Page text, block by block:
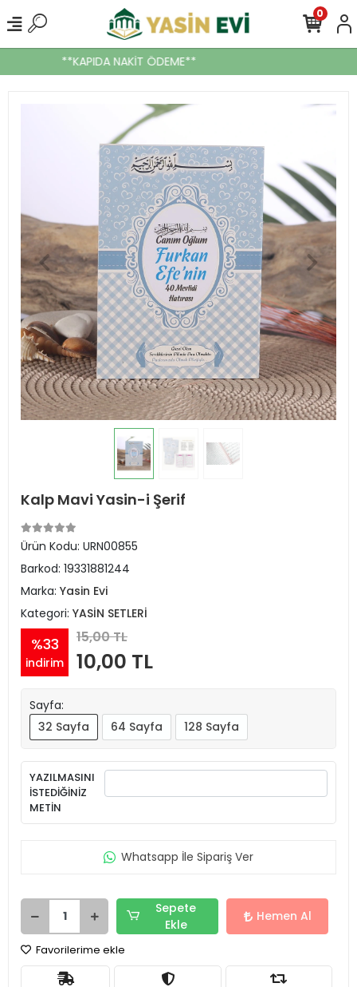
**KAPIDA NAKİT ÖDEME**
0
Kalp Mavi Yasin-i Şerif
Ürün Kodu: URN00855
Barkod: 19331881244
Marka: Yasin Evi
Kategori: YASİN SETLERİ
%33
indirim
15,00 TL
10,00 TL
Sayfa:
32 Sayfa
64 Sayfa 128 Sayfa
YAZILMASINI
İSTEDİĞİNİZ
METİN
Whatsapp İle Sipariş Ver
Sepete
Ekle
Hemen Al
Favorilerime ekle